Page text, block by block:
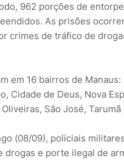
962 porções de
As prisões
crimes de tráfico de
em 16 bairros de
Cidade de Deus, Nova
São José,
(08/09), policiais
drogas e porte ilegal de